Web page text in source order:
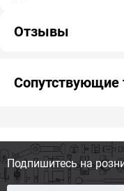
Отзывы
Сопутствующие
Подпишитесь на